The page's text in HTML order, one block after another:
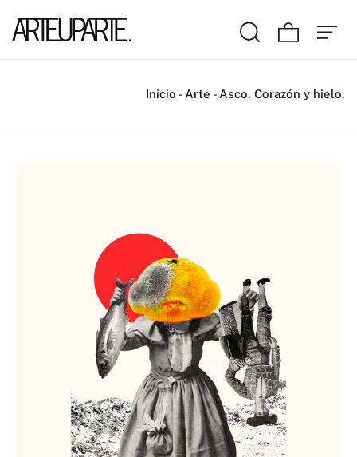
Inicio - Arte - Asco. Corazón y hielo.